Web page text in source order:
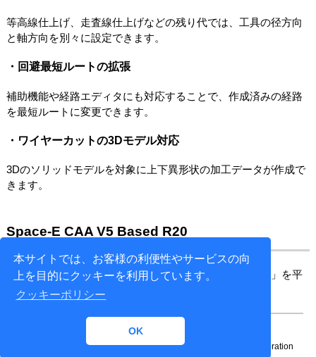
本サイトでは、お客様の利便性やサービスの向
上を目的にクッキーを利用しています。
クッキーポリシー
OK
等高線仕上げ、走査線仕上げなどの残り代では、工具の径方向
と軸方向を別々に設定できます。
・回避最短ルートの拡張
補助機能や経路エディタにも対応することで、作成済みの経路
を最短ルートに変更できます。
・ワイヤーカットの3Dモデル対応
3Dのソリッドモデルを対象に上下異形状の加工データが作成で
きます。
Space-E CAA V5 Based R20
CATIA V5 R20に対応した「Space-E CAA V5 Based R20」を平
成23年（2011年）7月にリリースいたします。
2026 NTT DATA ENGINEERING SYSTEMS Corporation